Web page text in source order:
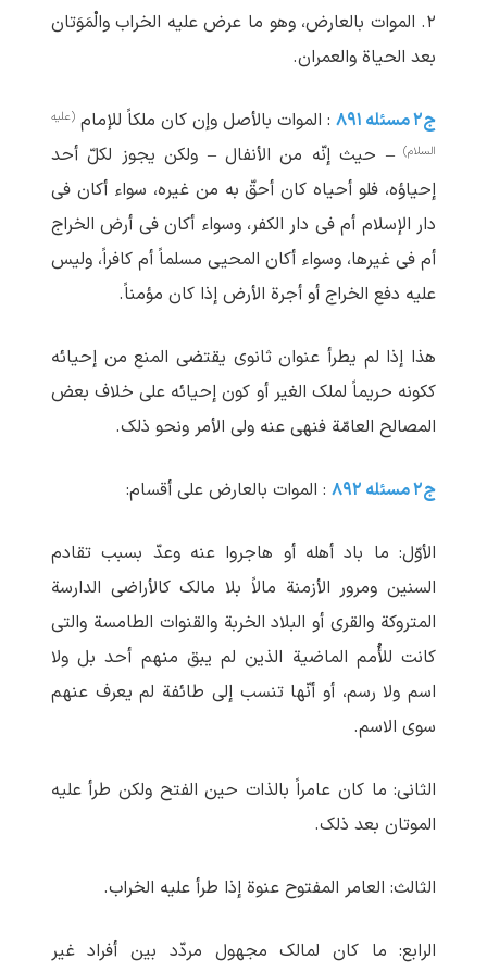
۲. الموات بالعارض، وهو ما عرض علیه الخراب والْمَوَتان
بعد الحیاة والعمران.
ج۲ مسئله ۸۹۱ : الموات بالأصل وإن کان ملکاً للإمام(علیه
السلام)– حیث إنّه من الأنفال – ولکن یجوز لکلّ أحد
إحیاؤه، فلو أحیاه کان أحقّ به من غیره، سواء أکان فی
دار الإسلام أم فی دار الکفر، وسواء أکان فی أرض الخراج
أم فی غیرها، وسواء أکان المحیی مسلماً أم کافراً، ولیس
علیه دفع الخراج أو أجرة الأرض إذا کان مؤمناً.
هذا إذا لم یطرأ عنوان ثانوی یقتضی المنع من إحیائه
ککونه حریماً لملک الغیر أو کون إحیائه علی خلاف بعض
المصالح العامّة فنهی عنه ولی الأمر ونحو ذلک.
ج۲ مسئله ۸۹۲ : الموات بالعارض علی أقسام:
الأوّل: ما باد أهله أو هاجروا عنه وعدّ بسبب تقادم
السنین ومرور الأزمنة مالاً بلا مالک کالأراضی الدارسة
المتروکة والقری أو البلاد الخربة والقنوات الطامسة والتی
کانت للأُمم الماضیة الذین لم یبق منهم أحد بل ولا
اسم ولا رسم، أو أنّها تنسب إلی طائفة لم یعرف عنهم
سوی الاسم.
الثانی: ما کان عامراً بالذات حین الفتح ولکن طرأ علیه
الموتان بعد ذلک.
الثالث: العامر المفتوح عنوة إذا طرأ علیه الخراب.
الرابع: ما کان لمالک مجهول مردّد بین أفراد غیر